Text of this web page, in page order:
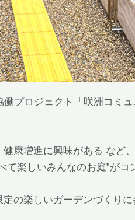
プロジェクト「咲洲コミ
康増進に興味がある など
て楽しいみんなのお庭”がコ
の楽しいガーデンづくり